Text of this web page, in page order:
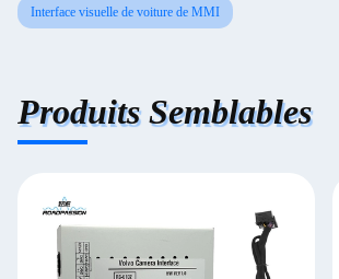
Interface visuelle de voiture de MMI
Produits Semblables